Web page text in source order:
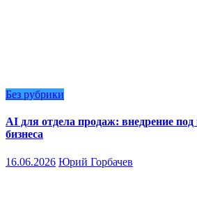
Без рубрики
AI для отдела продаж: внедрение
бизнеса
16.06.2026 Юрий Горбачев